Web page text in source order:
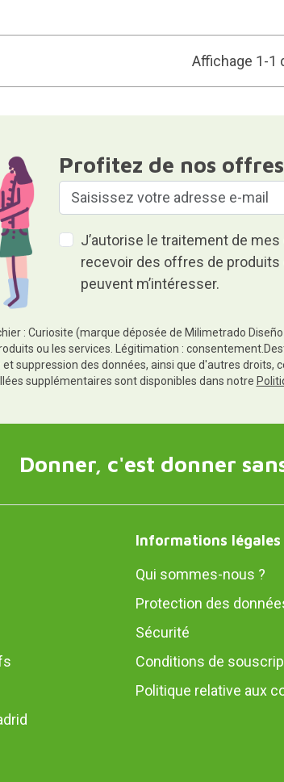
Affichage 1-1
Profitez de nos
J’autorise le traitement de
recevoir des offres de
peuvent m’intéresser.
: Curiosite (marque déposée de Milimetrado
ou les services. Légitimation :
suppression des données, ainsi que d'autres
supplémentaires sont disponibles dans notre
Donner, c'est donner
Informations légales
Qui sommes-nous ?
Protection des
Sécurité
Conditions de
Politique relative aux